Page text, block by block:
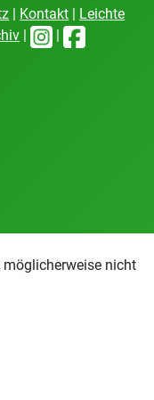
Kontakt
Leichte
möglicherweise nicht